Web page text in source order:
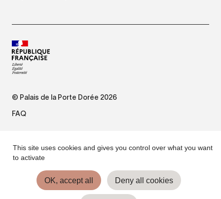
© Palais de la Porte Dorée 2026
FAQ
Plan du site
Accessibilité : non conforme
This site uses cookies and gives you control over what you want
to activate
OK, accept all Deny all cookies